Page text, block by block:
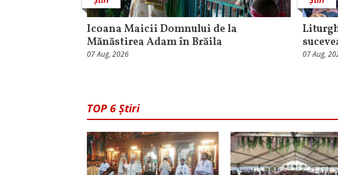
Icoana Maicii Domnului de la
Mănăstirea Adam în Brăila
07 Aug, 2026 07 Aug,
TOP 6 Știri